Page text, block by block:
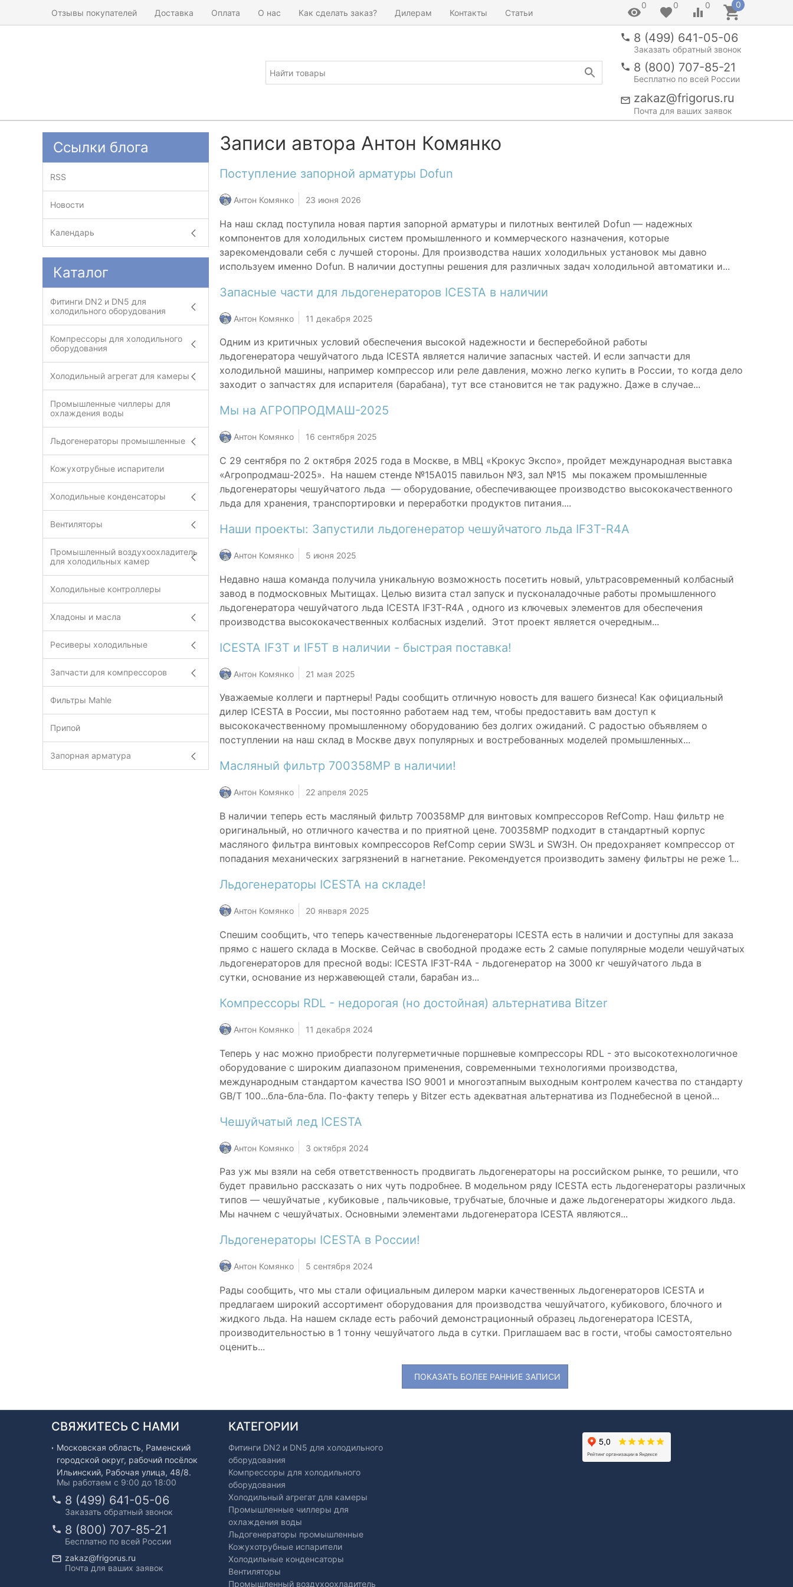
Отзывы покупателей Доставка Оплата О нас Как сделать заказ? Дилерам Контакты Статьи
0 0 0 0
8 (499) 641-05-06
Заказать обратный звонок
8 (800) 707-85-21
Бесплатно по всей России
zakaz@frigorus.ru
Почта для ваших заявок
Записи автора Антон Комянко
Поступление запорной арматуры Dofun
Антон Комянко 23 июня 2026
На наш склад поступила новая партия запорной арматуры и пилотных вентилей Dofun — надежных
компонентов для холодильных систем промышленного и коммерческого назначения, которые
зарекомендовали себя с лучшей стороны. Для производства наших холодильных установок мы давно
используем именно Dofun. В наличии доступны решения для различных задач холодильной автоматики и...
Запасные части для льдогенераторов ICESTA в наличии
Антон Комянко 11 декабря 2025
Одним из критичных условий обеспечения высокой надежности и бесперебойной работы
льдогенератора чешуйчатого льда ICESTA является наличие запасных частей. И если запчасти для
холодильной машины, например компрессор или реле давления, можно легко купить в России, то когда дело
заходит о запчастях для испарителя (барабана), тут все становится не так радужно. Даже в случае...
Мы на АГРОПРОДМАШ-2025
Антон Комянко 16 сентября 2025
С 29 сентября по 2 октября 2025 года в Москве, в МВЦ «Крокус Экспо», пройдет международная выставка
«Агропродмаш-2025». На нашем стенде №15А015 павильон №3, зал №15 мы покажем промышленные
льдогенераторы чешуйчатого льда — оборудование, обеспечивающее производство высококачественного
льда для хранения, транспортировки и переработки продуктов питания....
Наши проекты: Запустили льдогенератор чешуйчатого льда IF3T-R4A
Антон Комянко 5 июня 2025
Недавно наша команда получила уникальную возможность посетить новый, ультрасовременный колбасный
завод в подмосковных Мытищах. Целью визита стал запуск и пусконаладочные работы промышленного
льдогенератора чешуйчатого льда ICESTA IF3T-R4A , одного из ключевых элементов для обеспечения
производства высококачественных колбасных изделий. Этот проект является очередным...
ICESTA IF3T и IF5T в наличии - быстрая поставка!
Антон Комянко 21 мая 2025
Уважаемые коллеги и партнеры! Рады сообщить отличную новость для вашего бизнеса! Как официальный
дилер ICESTA в России, мы постоянно работаем над тем, чтобы предоставить вам доступ к
высококачественному промышленному оборудованию без долгих ожиданий. С радостью объявляем о
поступлении на наш склад в Москве двух популярных и востребованных моделей промышленных...
Масляный фильтр 700358MP в наличии!
Антон Комянко 22 апреля 2025
В наличии теперь есть масляный фильтр 700358MP для винтовых компрессоров RefComp. Наш фильтр не
оригинальный, но отличного качества и по приятной цене. 700358MP подходит в стандартный корпус
масляного фильтра винтовых компрессоров RefComp серии SW3L и SW3H. Он предохраняет компрессор от
попадания механических загрязнений в нагнетание. Рекомендуется производить замену фильтры не реже 1...
Льдогенераторы ICESTA на складе!
Антон Комянко 20 января 2025
Спешим сообщить, что теперь качественные льдогенераторы ICESTA есть в наличии и доступны для заказа
прямо с нашего склада в Москве. Сейчас в свободной продаже есть 2 самые популярные модели чешуйчатых
льдогенераторов для пресной воды: ICESTA IF3T-R4A - льдогенератор на 3000 кг чешуйчатого льда в
сутки, основание из нержавеющей стали, барабан из...
Компрессоры RDL - недорогая (но достойная) альтернатива Bitzer
Антон Комянко 11 декабря 2024
Теперь у нас можно приобрести полугерметичные поршневые компрессоры RDL - это высокотехнологичное
оборудование c широким диапазоном применения, современными технологиями производства,
международным стандартом качества ISO 9001 и многоэтапным выходным контролем качества по стандарту
GB/T 100...бла-бла-бла. По-факту теперь у Bitzer есть адекватная альтернатива из Поднебесной в ценой...
Чешуйчатый лед ICESTA
Антон Комянко 3 октября 2024
Раз уж мы взяли на себя ответственность продвигать льдогенераторы на российском рынке, то решили, что
будет правильно рассказать о них чуть подробнее. В модельном ряду ICESTA есть льдогенераторы различных
типов — чешуйчатые , кубиковые , пальчиковые, трубчатые, блочные и даже льдогенераторы жидкого льда.
Мы начнем с чешуйчатых. Основными элементами льдогенератора ICESTA являются...
Льдогенераторы ICESTA в России!
Антон Комянко 5 сентября 2024
Рады сообщить, что мы стали официальным дилером марки качественных льдогенераторов ICESTA и
предлагаем широкий ассортимент оборудования для производства чешуйчатого, кубикового, блочного и
жидкого льда. На нашем складе есть рабочий демонстрационный образец льдогенератора ICESTA,
производительностью в 1 тонну чешуйчатого льда в сутки. Приглашаем вас в гости, чтобы самостоятельно
оценить...
ПОКАЗАТЬ БОЛЕЕ РАННИЕ ЗАПИСИ
Ссылки блога
RSS
Новости
Календарь
Каталог
Фитинги DN2 и DN5 для
холодильного оборудования
Компрессоры для холодильного
оборудования
Холодильный агрегат для камеры
Промышленные чиллеры для
охлаждения воды
Льдогенераторы промышленные
Кожухотрубные испарители
Холодильные конденсаторы
Вентиляторы
Промышленный воздухоохладитель
для холодильных камер
Холодильные контроллеры
Хладоны и масла
Ресиверы холодильные
Запчасти для компрессоров
Фильтры Mahle
Припой
Запорная арматура
СВЯЖИТЕСЬ С НАМИ
Московская область, Раменский
городской округ, рабочий посёлок
Ильинский, Рабочая улица, 48/8.
Мы работаем с 9:00 до 18:00
8 (499) 641-05-06
Заказать обратный звонок
8 (800) 707-85-21
Бесплатно по всей России
zakaz@frigorus.ru
Почта для ваших заявок
КАТЕГОРИИ
Фитинги DN2 и DN5 для холодильного
оборудования
Компрессоры для холодильного
оборудования
Холодильный агрегат для камеры
Промышленные чиллеры для
охлаждения воды
Льдогенераторы промышленные
Кожухотрубные испарители
Холодильные конденсаторы
Вентиляторы
Промышленный воздухоохладитель